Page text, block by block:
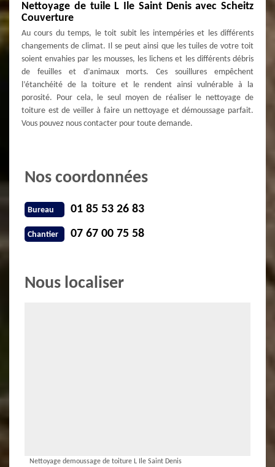
Nettoyage de tuile L Ile Saint Denis avec Scheitz
Couverture
Au cours du temps, le toit subit les intempéries et les différents
changements de climat. Il se peut ainsi que les tuiles de votre toit
soient envahies par les mousses, les lichens et les différents débris
de feuilles et d’animaux morts. Ces souillures empêchent
l’étanchéité de la toiture et le rendent ainsi vulnérable à la
porosité. Pour cela, le seul moyen de réaliser le nettoyage de
toiture est de veiller à faire un nettoyage et démoussage parfait.
Vous pouvez nous contacter pour toute demande.
Nos coordonnées
Bureau 01 85 53 26 83
Chantier 07 67 00 75 58
Nous localiser
Nettoyage demoussage de toiture L Ile Saint Denis